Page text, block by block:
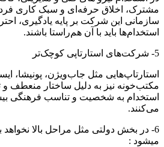
مشترک، اخلاق حرفه‌ای و سبک کاری فرد
سازمانی این شرکت بر پایه یادگیری،
استخدام‌ها باید با آن هم‌راستا باشند.
5- شرکت‌های استارتاپی کوچک‌تر
استارتاپ‌هایی مثل جاب‌ویژن، پونیشا،
مکتب‌خونه نیز به دلیل ساختار منعطف و
استخدام به شخصیت و تناسب فرهنگی
می‌کنند.
میشود :